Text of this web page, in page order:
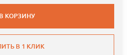
В КОРЗИНУ
В 1 КЛИК